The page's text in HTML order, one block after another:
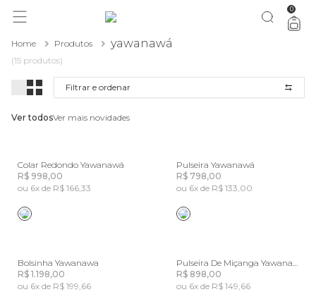
você merece 30% OFF pra comemorar com a gente aproveita! 0
Home Produtos yawanawá
(15 produtos)
Filtrar e ordenar
Ver todosVer mais novidades
Colar Redondo Yawanawá
R$ 998,00
ou 6x de R$ 166,33
Pulseira Yawanawá
R$ 798,00
ou 6x de R$ 133,00
Bolsinha Yawanawa
R$ 1.198,00
ou 6x de R$ 199,66
Pulseira De Miçanga Yawanawa
R$ 898,00
ou 6x de R$ 149,66